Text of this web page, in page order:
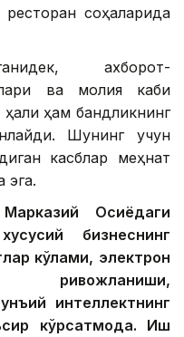
соҳаларида
ахборот-
ва молия каби
ҳали ҳам бандликнинг
Шунинг учун
касблар меҳнат
эга.
Осиёдаги
бизнеснинг
кўлами, электрон
интеллектнинг
кўрсатмоқда. Иш